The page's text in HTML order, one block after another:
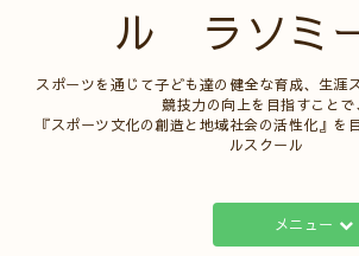
ル ラソミ
スポーツを通じて子ども達の健全な育成、生涯
競技力の向上を目指すことで
『スポーツ文化の創造と地域社会の活性化』を
ルスクール
メニュー